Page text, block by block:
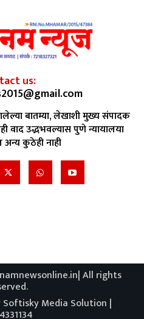
us:
बातम्या, लेखाशी मुख्य संपादक
वाद उद्भभवल्यास पुणे न्यायालया
अन्य कुठेही नाही
All rights
Media Solution |